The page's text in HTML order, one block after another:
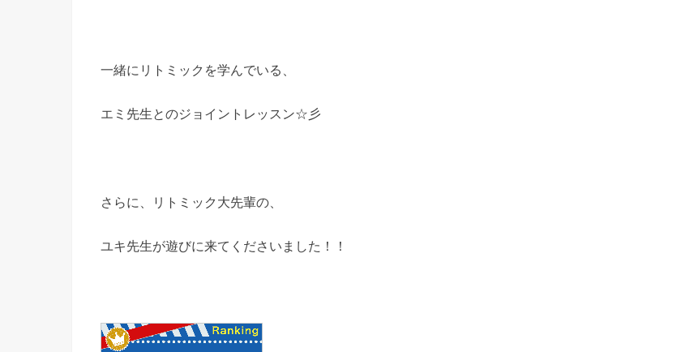
一緒にリトミックを学んでいる、
エミ先生とのジョイントレッスン☆彡
さらに、リトミック大先輩の、
ユキ先生が遊びに来てくださいました！！